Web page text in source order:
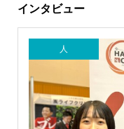
インタビュー
人